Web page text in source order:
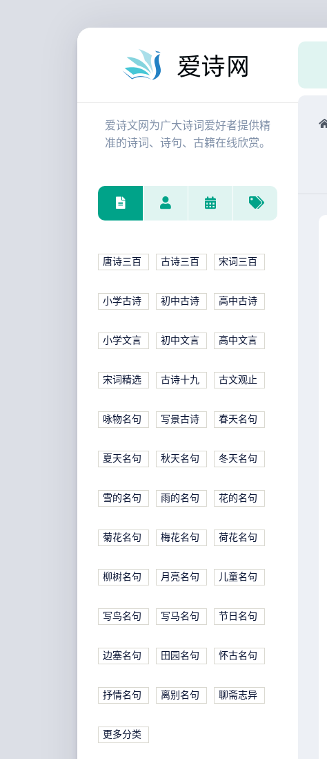
爱诗文网为广大诗词爱好者提供精
准的诗词、诗句、古籍在线欣赏。
唐诗三百 古诗三百 宋词三百
小学古诗 初中古诗 高中古诗
小学文言 初中文言 高中文言
宋词精选 古诗十九 古文观止
咏物名句 写景古诗 春天名句
夏天名句 秋天名句 冬天名句
雪的名句 雨的名句 花的名句
菊花名句 梅花名句 荷花名句
柳树名句 月亮名句 儿童名句
写鸟名句 写马名句 节日名句
边塞名句 田园名句 怀古名句
抒情名句 离别名句 聊斋志异
更多分类